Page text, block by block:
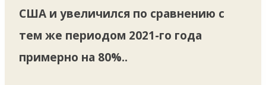
США и увеличился по сравнению с
тем же периодом 2021-го года
примерно на 80%..